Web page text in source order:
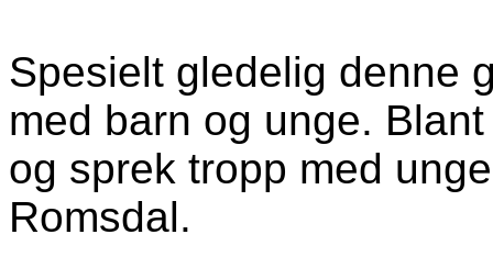
Spesielt gledelig denne
med barn og unge.
og sprek tropp med
Romsdal.